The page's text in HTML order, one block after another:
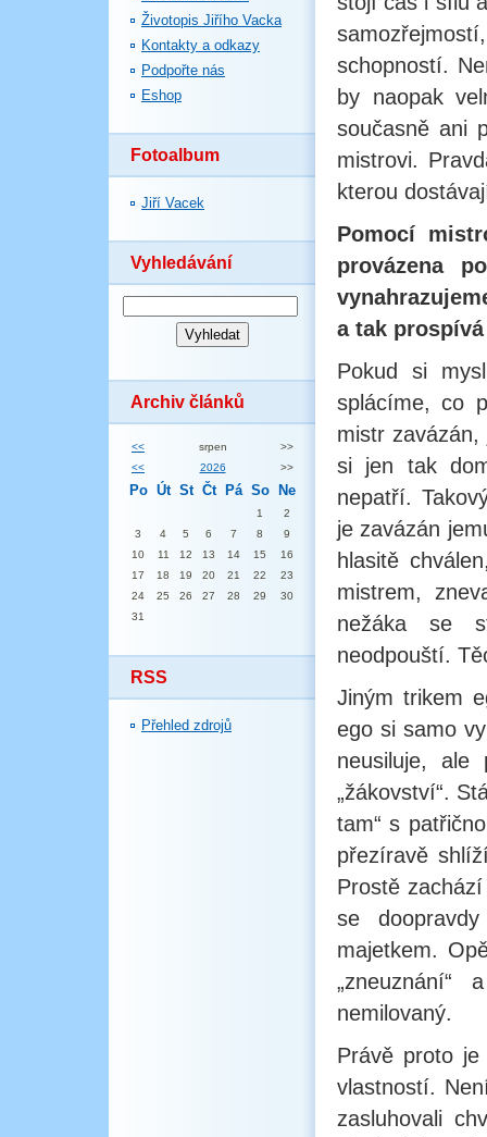
Životopis Jiřího Vacka
Kontakty a odkazy
Podpořte nás
Eshop
Fotoalbum
Jiří Vacek
Vyhledávání
Archiv článků
<< srpen
>>
<<
2026 >>
Po Út St Čt Pá So Ne
1
2
3
4 5 6 7 8
9
10
11 12 13 14 15
16
17
18 19 20 21 22
23
24
25 26 27 28 29
30
31
RSS
Přehled zdrojů
schopností.
by naopak
současně ani
mistrovi.
kterou
Pomocí
provázena
a tak
Pokud si
splácíme, co
mistr
si jen tak
nepatří.
je zavázán
hlasitě
mistrem,
nežáka se
neodpouští.
Jiným trikem
ego si samo
neusiluje, ale
„žákovství“.
tam“ s
přezíravě
Prostě
se
majetkem.
nemilovaný.
Právě proto je
vlastností.
zasluhovali